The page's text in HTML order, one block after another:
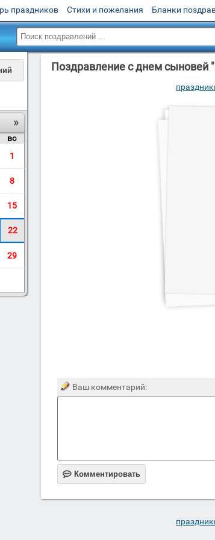
праздников Стихи и пожелания Бланки
»
вс
1
8
15
22
29
Поздравление с днем
Ваш комментарий:
 Комментировать